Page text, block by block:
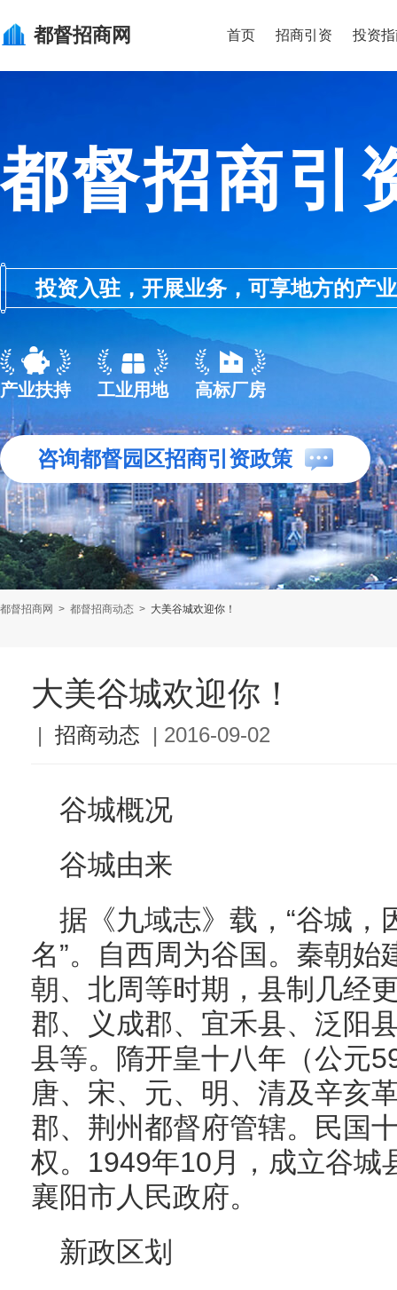
都督招商网 首页 招商引资 投资
都督招商引
投资入驻，开展业务，可享地方的产
产业扶持 工业用地 高标厂房
咨询都督园区招商引资政策
都督招商网 > 都督招商动态 > 大美谷城欢迎你！
大美谷城欢迎你！
| 招商动态 | 2016-09-02
谷城概况
谷城由来
据《九域志》载，“谷城
名”。自西周为谷国。秦朝
朝、北周等时期，县制几经
郡、义成郡、宜禾县、泛阳
县等。隋开皇十八年（公元
唐、宋、元、明、清及辛亥
郡、荆州都督府管辖。民国
权。1949年10月，成立谷城
襄阳市人民政府。
新政区划